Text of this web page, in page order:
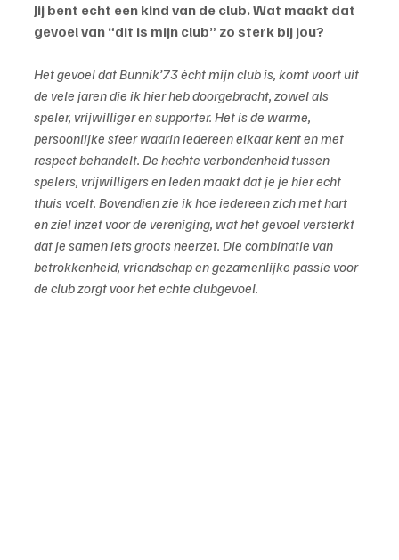
Jij bent echt een kind van de club. Wat maakt dat
gevoel van “dit is mijn club” zo sterk bij jou?
Het gevoel dat Bunnik’73 écht mijn club is, komt voort uit
de vele jaren die ik hier heb doorgebracht, zowel als
speler, vrijwilliger en supporter. Het is de warme,
persoonlijke sfeer waarin iedereen elkaar kent en met
respect behandelt. De hechte verbondenheid tussen
spelers, vrijwilligers en leden maakt dat je je hier echt
thuis voelt. Bovendien zie ik hoe iedereen zich met hart
en ziel inzet voor de vereniging, wat het gevoel versterkt
dat je samen iets groots neerzet. Die combinatie van
betrokkenheid, vriendschap en gezamenlijke passie voor
de club zorgt voor het echte clubgevoel.